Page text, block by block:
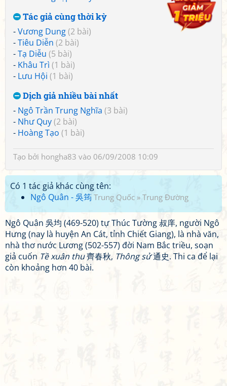
Tác giả cùng thời kỳ
-Vương Dung(2 bài)
-Tiêu Diễn (2 bài)
-Tạ Diễu (5 bài)
- Khâu Trì (1 bài)
- Lưu Hội (1 bài)
Dịch giả nhiều bài nhất
- Ngô Trần Trung Nghĩa (3 bài)
- Như Quy(2 bài)
- Hoàng Tạo (1 bài)
Tạo bởi hongha83 vào 06/09/2008 10:09
Có 1 tác giả khác cùng tên:
Ngô Quân - 吳筠 Trung Quốc » Trung Đường
Ngô Quân 吳均 (469-520) tự Thúc Tường 叔庠, người Ngô
Hưng (nay là huyện An Cát, tỉnh Chiết Giang), là nhà văn,
nhà thơ nước Lương (502-557) đời Nam Bắc triều, soạn
giả cuốn Tề xuân thu齊春秋, Thông sử通史. Thi ca để lại
còn khoảng hơn 40 bài.